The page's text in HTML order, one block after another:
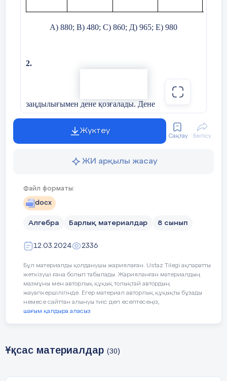
А) 880; В) 480; С) 860; Д) 965; Е) 980
2.
заңдылығымен дене қозғалады. Дене
координаталары (2;5) нүктесі арқылы өте ме?
Жауабыңызды негіздеңіз.
функциясының:
негіздеңіз;
ә) графигінің ОХ осімен қиылысу нүктелерін
б) симметрия осінің теңдеуін жазыңдар;
в) графигін салыңдар.
әр айда сатылу мөлшері тоннамен берілген.
Жүктеу
Сақтау Бөлісу
ЖИ арқылы жасау
Файл форматы:
docx
Алгебра Барлық материалдар 8 сынып
12.03.2024 2336
Бұл материалды қолданушы жариялаған. Ustaz Tilegi ақпаратты
жеткізуші ғана болып табылады. Жарияланған материалдың
мазмұны мен авторлық құқық толықтай автордың
жауапкершілігінде. Егер материал авторлық құқықты бұзады
немесе сайттан алынуы тиіс деп есептесеңіз,
шағым қалдыра аласыз
Ұқсас материалдар (30)